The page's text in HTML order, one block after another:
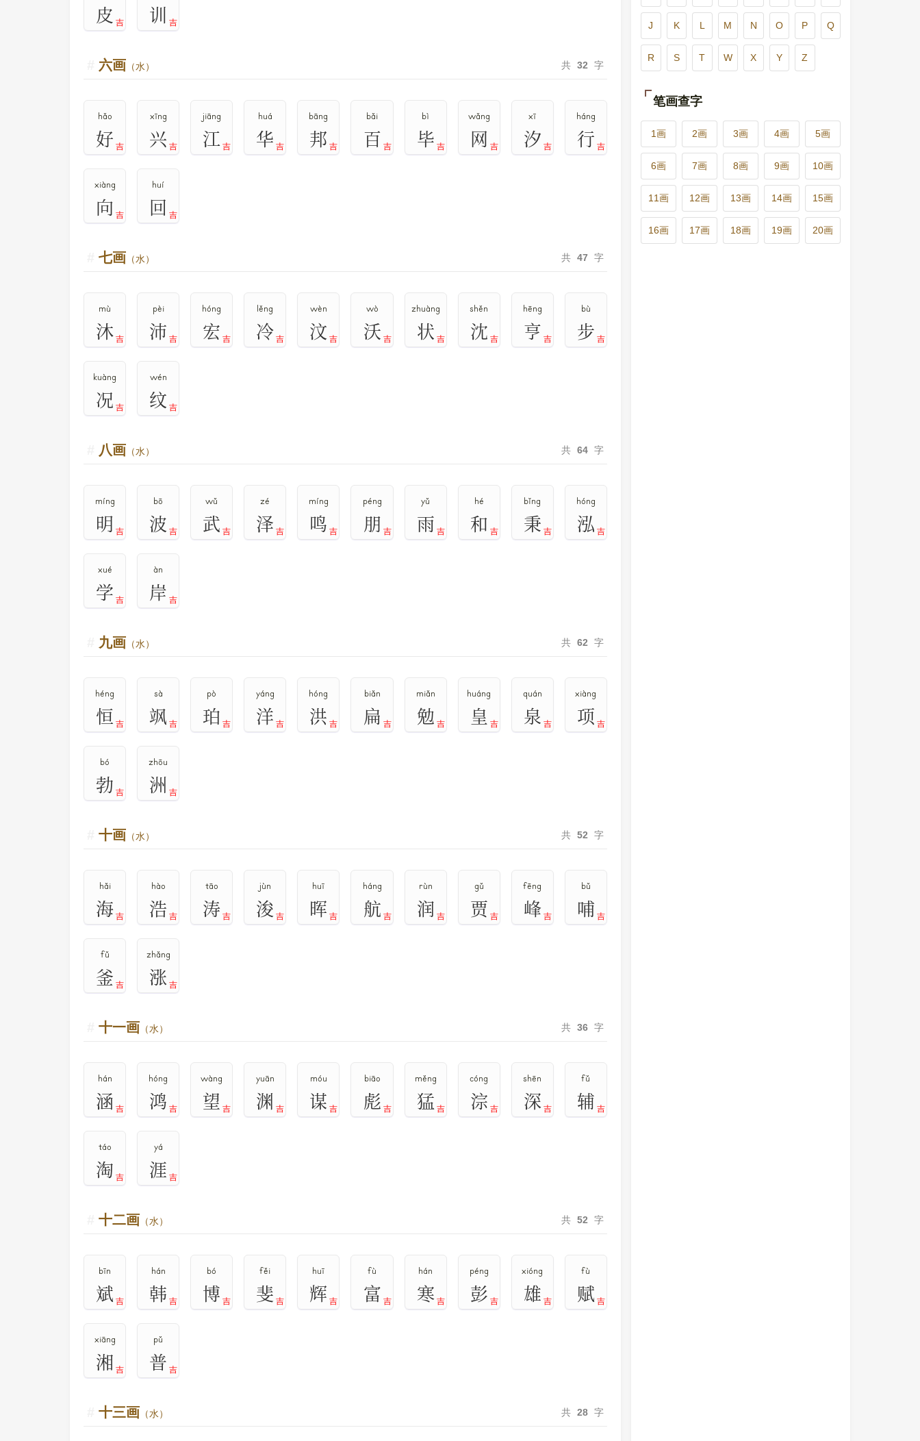
皮 吉 训 吉
六画 （水） 共 32 字
hǎo
好 吉
xīng
兴 吉
jiāng
江 吉
huá
华 吉
bāng
邦 吉
bǎi
百 吉
bì
毕 吉
wǎng
网 吉
xī
汐 吉
háng
行 吉
xiàng
向 吉
huí
回 吉
七画 （水） 共 47 字
mù
沐 吉
pèi
沛 吉
hóng
宏 吉
lěng
冷 吉
wèn
汶 吉
wò
沃 吉
zhuàng
状 吉
shěn
沈 吉
hēng
亨 吉
bù
步 吉
kuàng
况 吉
wén
纹 吉
八画 （水） 共 64 字
míng
明 吉
bō
波 吉
wǔ
武 吉
zé
泽 吉
míng
鸣 吉
péng
朋 吉
yǔ
雨 吉
hé
和 吉
bǐng
秉 吉
hóng
泓 吉
xué
学 吉
àn
岸 吉
九画 （水） 共 62 字
héng
恒 吉
sà
飒 吉
pò
珀 吉
yáng
洋 吉
hóng
洪 吉
biǎn
扁 吉
miǎn
勉 吉
huáng
皇 吉
quán
泉 吉
xiàng
项 吉
bó
勃 吉
zhōu
洲 吉
十画 （水） 共 52 字
hǎi
海 吉
hào
浩 吉
tāo
涛 吉
jùn
浚 吉
huī
晖 吉
háng
航 吉
rùn
润 吉
gǔ
贾 吉
fēng
峰 吉
bǔ
哺 吉
fǔ
釜 吉
zhǎng
涨 吉
十一画 （水） 共 36 字
hán
涵 吉
hóng
鸿 吉
wàng
望 吉
yuān
渊 吉
móu
谋 吉
biāo
彪 吉
měng
猛 吉
cóng
淙 吉
shēn
深 吉
fǔ
辅 吉
táo
淘 吉
yá
涯 吉
十二画 （水） 共 52 字
bīn
斌 吉
hán
韩 吉
bó
博 吉
fěi
斐 吉
huī
辉 吉
fù
富 吉
hán
寒 吉
péng
彭 吉
xióng
雄 吉
fù
赋 吉
xiāng
湘 吉
pǔ
普 吉
十三画 （水） 共 28 字
J K L M N O P Q
R S T W X Y Z
笔画查字
1画 2画 3画 4画 5画
6画 7画 8画 9画 10画
11画 12画 13画 14画 15画
16画 17画 18画 19画 20画